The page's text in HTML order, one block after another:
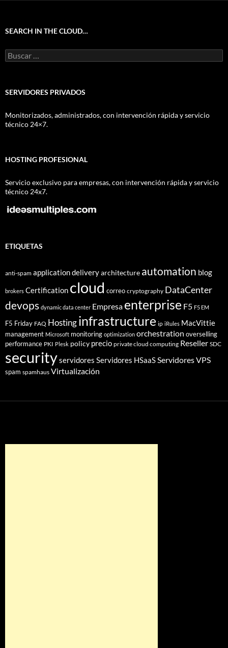
SEARCH IN THE CLOUD…
Buscar:
SERVIDORES PRIVADOS
Monitorizados, administrados, con intervención rápida y servicio
técnico 24×7.
HOSTING PROFESIONAL
Servicio exclusivo para empresas, con intervención rápida y servicio
técnico 24x7.
ETIQUETAS
anti-spam application deliveryarchitecture automation blog
brokers Certification cloud correo cryptography DataCenter
devops dynamic data center Empresa enterprise F5 F5 EM
F5 Friday FAQ Hostinginfrastructure ip iRules MacVittie
management Microsoft monitoring optimization orchestration overselling
performance PKI Plesk policy precio private cloud computing Reseller SDC
securityservidores Servidores HSaaSServidores VPS
spam spamhaus Virtualización